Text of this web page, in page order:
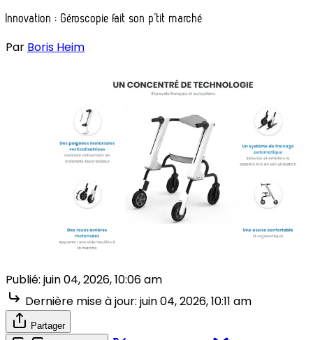
Innovation : Géroscopie fait son p’tit marché
Par Boris Heim
Publié: juin 04, 2026, 10:06 am
Dernière mise à jour: juin 04, 2026, 10:11 am
Partager